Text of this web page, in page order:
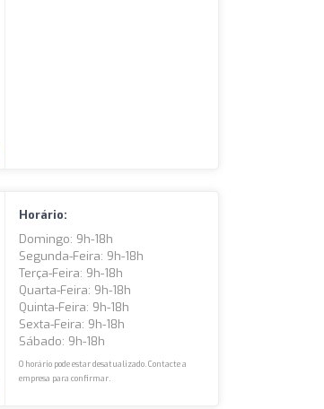
Horário:
Domingo: 9h-18h
Segunda-Feira: 9h-18h
Terça-Feira: 9h-18h
Quarta-Feira: 9h-18h
Quinta-Feira: 9h-18h
Sexta-Feira: 9h-18h
Sábado: 9h-18h
O horário pode estar desatualizado. Contacte a
empresa para confirmar.